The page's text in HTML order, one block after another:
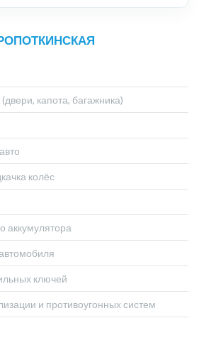
капота, багажника)
колёс
аккумулятора
ключей
и противоугонных систем